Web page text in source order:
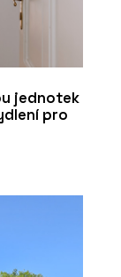
jednotek
pro